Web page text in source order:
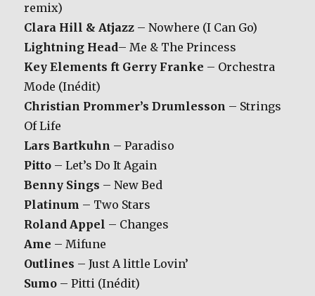
remix)
Clara Hill & Atjazz – Nowhere (I Can Go)
Lightning Head– Me & The Princess
Key Elements ft Gerry Franke – Orchestra
Mode (Inédit)
Christian Prommer’s Drumlesson – Strings
Of Life
Lars Bartkuhn – Paradiso
Pitto – Let’s Do It Again
Benny Sings – New Bed
Platinum – Two Stars
Roland Appel – Changes
Ame – Mifune
Outlines – Just A little Lovin’
Sumo – Pitti (Inédit)